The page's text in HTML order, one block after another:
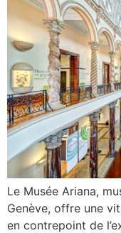
Le Musée Ariana,
Genève, offre une
en contrepoint de